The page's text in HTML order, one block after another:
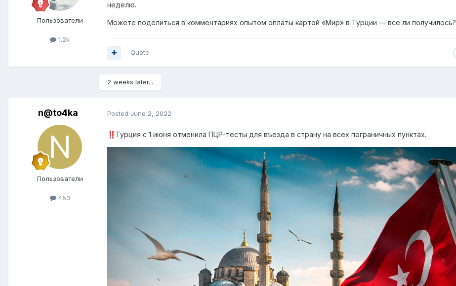
Пользователи
1.2k
неделю.
Можете поделиться в комментариях опытом оплаты картой «Мир» в Турции — всё ли получилось?
Quote
2 weeks later...
n@to4ka
Пользователи
453
Posted June 2, 2022
‼️ Турция с 1 июня отменила ПЦР-тесты для въезда в страну на всех пограничных пунктах.